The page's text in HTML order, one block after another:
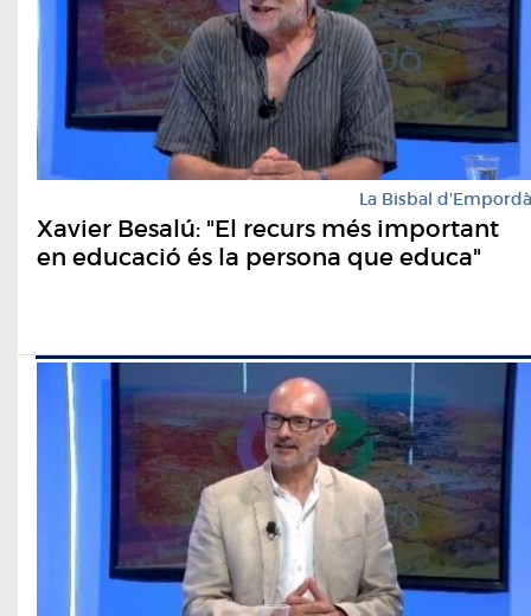
La Bisbal d'Empordà
Xavier Besalú: "El recurs més important
en educació és la persona que educa"